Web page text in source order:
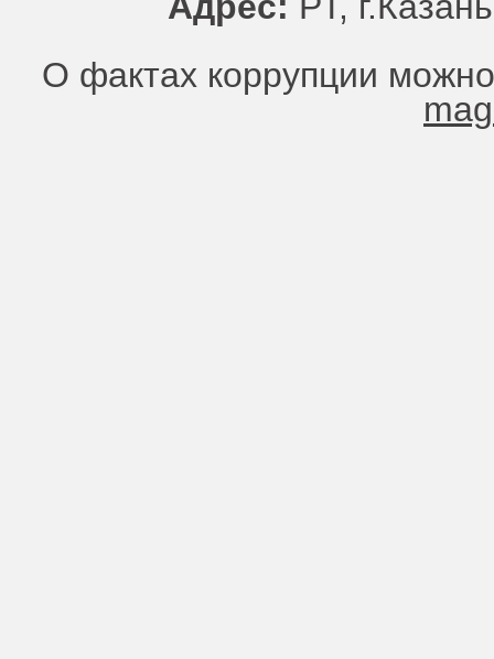
О фактах коррупции